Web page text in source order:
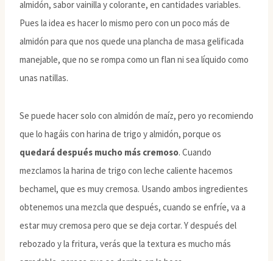
almidón, sabor vainilla y colorante, en cantidades variables.
Pues la idea es hacer lo mismo pero con un poco más de
almidón para que nos quede una plancha de masa gelificada
manejable, que no se rompa como un flan ni sea líquido como
unas natillas.
Se puede hacer solo con almidón de maíz, pero yo recomiendo
que lo hagáis con harina de trigo y almidón, porque os
quedará después mucho más cremoso. Cuando
mezclamos la harina de trigo con leche caliente hacemos
bechamel, que es muy cremosa. Usando ambos ingredientes
obtenemos una mezcla que después, cuando se enfríe, va a
estar muy cremosa pero que se deja cortar. Y después del
rebozado y la fritura, verás que la textura es mucho más